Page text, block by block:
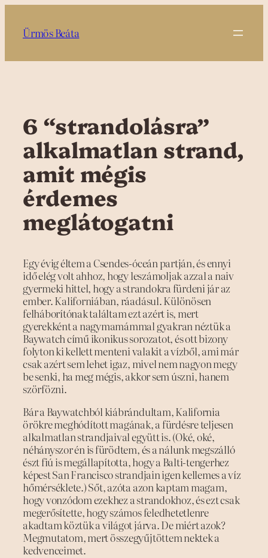
tartalomhoz
Ürmös Beáta
6 “strandolásra”
alkalmatlan strand,
amit mégis
érdemes
meglátogatni
Egy évig éltem a Csendes-óceán partján, és ennyi
idő elég volt ahhoz, hogy leszámoljak azzal a naiv
gyermeki hittel, hogy a strandokra fürdeni jár az
ember. Kaliforniában, ráadásul. Különösen
felháborítónak találtam ezt azért is, mert
gyerekként a nagymamámmal gyakran néztük a
Baywatch című ikonikus sorozatot, és ott bizony
folyton ki kellett menteni valakit a vízből, ami már
csak azért sem lehet igaz, mivel nem nagyon megy
be senki, ha meg mégis, akkor sem úszni, hanem
szörfözni.
Bár a Baywatchból kiábrándultam, Kalifornia
örökre meghódított magának, a fürdésre teljesen
alkalmatlan strandjaival együtt is. (Oké, oké,
néhányszor én is fürödtem, és a nálunk megszálló
észt fiú is megállapította, hogy a Balti-tengerhez
képest San Francisco strandjain igen kellemes a víz
hőmérséklete.) Sőt, azóta azon kaptam magam,
hogy vonzódom ezekhez a strandokhoz, és ezt csak
megerősítette, hogy számos feledhetetlenre
akadtam köztük a világot járva. De miért azok?
Megmutatom, mert összegyűjtöttem nektek a
kedvenceimet.